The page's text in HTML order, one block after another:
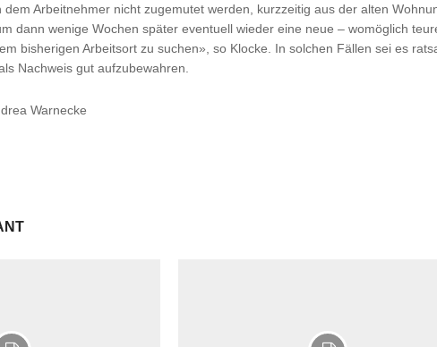
dem Arbeitnehmer nicht zugemutet werden, kurzzeitig aus der alten
dann wenige Wochen später eventuell wieder eine neue – womöglich
bisherigen Arbeitsort zu suchen», so Klocke. In solchen Fällen sei es
Nachweis gut aufzubewahren.
Warnecke